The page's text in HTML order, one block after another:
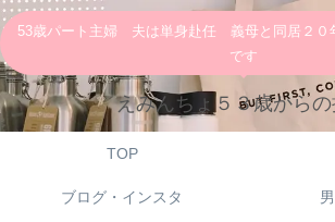
53歳パート主婦 夫は単身赴任 義母と同居２
です
えみんちょ５３歳から
TOP
ブログ・インスタ